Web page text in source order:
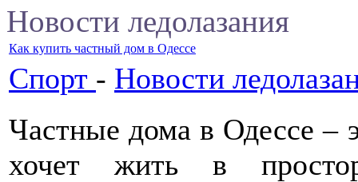
Новости ледолазания
Как купить частный дом в Одессе
Спорт - Новости
Частные дома в Одессе –
хочет жить в